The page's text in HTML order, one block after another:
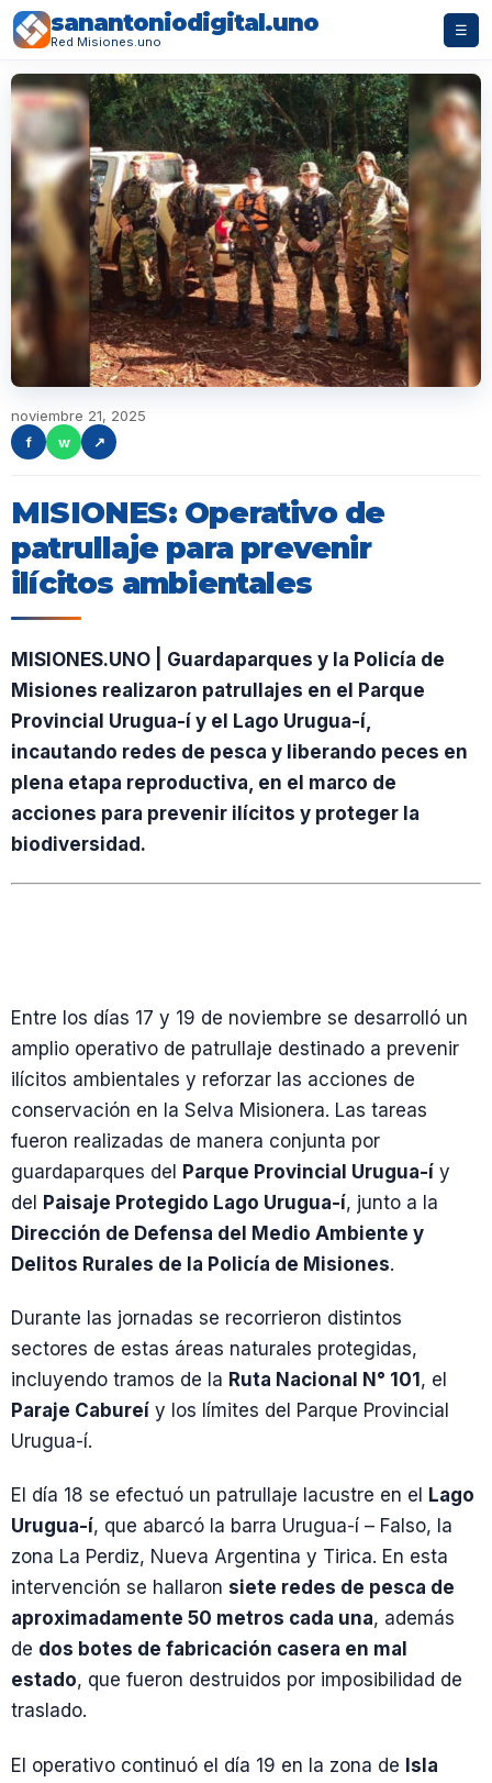
sanantoniodigital.uno
Red Misiones.uno
☰
noviembre 21, 2025
f
w ↗
MISIONES: Operativo de
patrullaje para prevenir
ilícitos ambientales
MISIONES.UNO | Guardaparques y la Policía de
Misiones realizaron patrullajes en el Parque
Provincial Urugua-í y el Lago Urugua-í,
incautando redes de pesca y liberando peces en
plena etapa reproductiva, en el marco de
acciones para prevenir ilícitos y proteger la
biodiversidad.
Entre los días 17 y 19 de noviembre se desarrolló un
amplio operativo de patrullaje destinado a prevenir
ilícitos ambientales y reforzar las acciones de
conservación en la Selva Misionera. Las tareas
fueron realizadas de manera conjunta por
guardaparques del Parque Provincial Urugua-í y
del Paisaje Protegido Lago Urugua-í, junto a la
Dirección de Defensa del Medio Ambiente y
Delitos Rurales de la Policía de Misiones.
Durante las jornadas se recorrieron distintos
sectores de estas áreas naturales protegidas,
incluyendo tramos de la Ruta Nacional N° 101 , el
Paraje Cabureí y los límites del Parque Provincial
Urugua-í.
El día 18 se efectuó un patrullaje lacustre en el
Lago
Urugua-í, que abarcó la barra Urugua-í – Falso, la
zona La Perdiz, Nueva Argentina y Tirica. En esta
intervención se hallaron siete redes de pesca de
aproximadamente 50 metros cada una, además
de dos botes de fabricación casera en mal
estado, que fueron destruidos por imposibilidad de
traslado.
El operativo continuó el día 19 en la zona de Isla